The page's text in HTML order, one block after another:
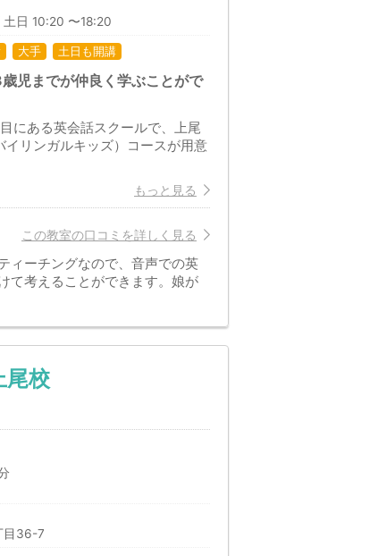
日 10:20 〜18:20
大手 土日も開講
児までが仲良く学ぶことがで
にある英会話スクールで、上尾
リンガルキッズ）コースが用意
もっと見る
この教室の口コミを詳しく見る
ィーチングなので、音声での英
て考えることができます。娘が
尾校
目36-7